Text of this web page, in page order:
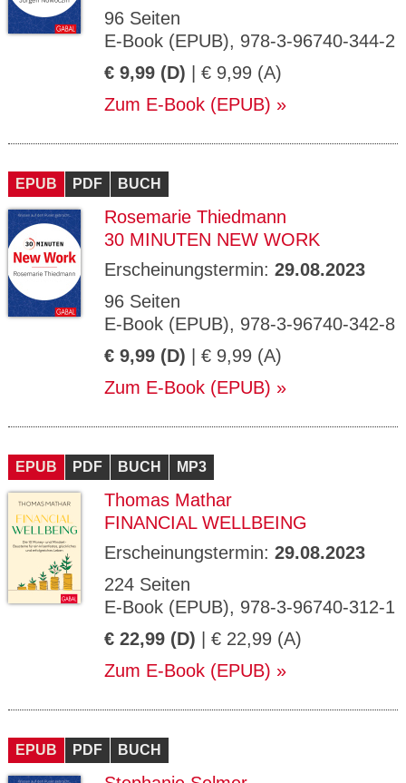
96 Seiten
E-Book (EPUB), 978-3-96740-344-2
€ 9,99 (D) | € 9,99 (A)
Zum E-Book (EPUB)
EPUB PDF BUCH
Rosemarie Thiedmann
30 MINUTEN NEW WORK
Erscheinungstermin: 29.08.2023
96 Seiten
E-Book (EPUB), 978-3-96740-342-8
€ 9,99 (D) | € 9,99 (A)
Zum E-Book (EPUB)
EPUB PDF BUCH MP3
Thomas Mathar
FINANCIAL WELLBEING
Erscheinungstermin: 29.08.2023
224 Seiten
E-Book (EPUB), 978-3-96740-312-1
€ 22,99 (D) | € 22,99 (A)
Zum E-Book (EPUB)
EPUB PDF BUCH